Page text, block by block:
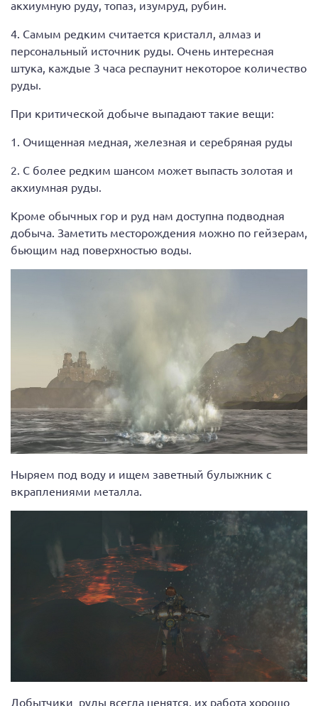
акхиумную руду, топаз, изумруд, рубин.
4. Самым редким считается кристалл, алмаз и
персональный источник руды. Очень интересная
штука, каждые 3 часа респаунит некоторое количество
руды.
При критической добыче выпадают такие вещи:
1. Очищенная медная, железная и серебряная руды
2. С более редким шансом может выпасть золотая и
акхиумная руды.
Кроме обычных гор и руд нам доступна подводная
добыча. Заметить месторождения можно по гейзерам,
бьющим над поверхностью воды.
Ныряем под воду и ищем заветный булыжник с
вкраплениями металла.
Добытчики руды всегда ценятся, их работа хорошо